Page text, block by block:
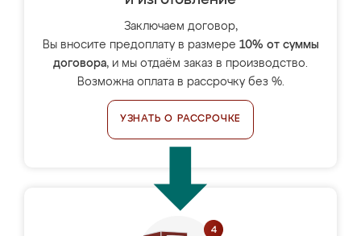
Заключаем договор,
Вы вносите предоплату в размере 10% от суммы
договора, и мы отдаём заказ в производство.
Возможна оплата в рассрочку без %.
УЗНАТЬ О РАССРОЧКЕ